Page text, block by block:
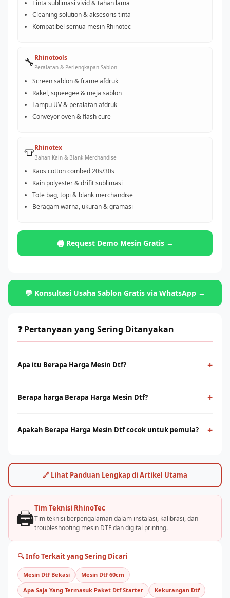
Tinta sublimasi vivid & tahan lama
Cleaning solution & aksesoris tinta
Kompatibel semua mesin Rhinotec
🔧Rhinotools
Peralatan & Perlengkapan Sablon
Screen sablon & frame afdruk
Rakel, squeegee & meja sablon
Lampu UV & peralatan afdruk
Conveyor oven & flash cure
👕Rhinotex
Bahan Kain & Blank Merchandise
Kaos cotton combed 20s/30s
Kain polyester & drifit sublimasi
Tote bag, topi & blank merchandise
Beragam warna, ukuran & gramasi
🖨️ Request Demo Mesin Gratis →
💬 Konsultasi Usaha Sablon Gratis via WhatsApp →
❓ Pertanyaan yang Sering Ditanyakan
Apa itu Berapa Harga Mesin Dtf? +
menggunakan film PET sebagai media transfer ke berbagai
Berapa harga Berapa Harga Mesin Dtf? +
print head dan kapasitas produksi. Hubungi tim RhinoCare
Apakah Berapa Harga Mesin Dtf cocok untuk pemula? +
pelatihan yang tepat. Rhino Indonesia menyediakan training
dan pendampingan after-sales agar bisnis sablon Anda cepat
🔗 Lihat Panduan Lengkap di Artikel Utama
🖨️Tim Teknisi RhinoTec
Tim teknisi berpengalaman dalam instalasi, kalibrasi, dan
troubleshooting mesin DTF dan digital printing.
🔍 Info Terkait yang Sering Dicari
Mesin Dtf Bekasi
Mesin Dtf 60cm
Apa Saja Yang Termasuk Paket Dtf Starter
Kekurangan Dtf